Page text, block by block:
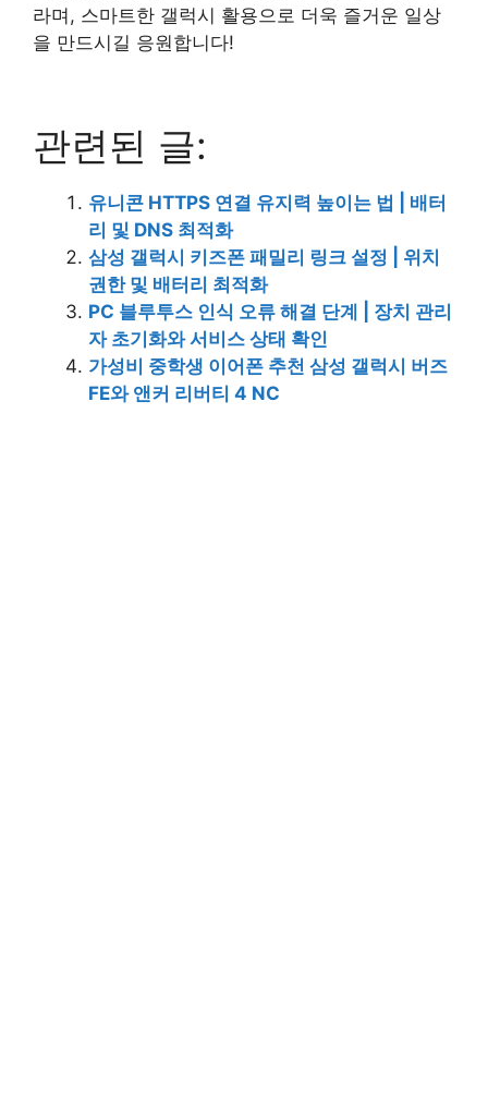
라며, 스마트한 갤럭시 활용으로 더욱 즐거운 일상
을 만드시길 응원합니다!
관련된 글:
유니콘 HTTPS 연결 유지력 높이는 법 | 배터
리 및 DNS 최적화
삼성 갤럭시 키즈폰 패밀리 링크 설정 | 위치
권한 및 배터리 최적화
PC 블루투스 인식 오류 해결 단계 | 장치 관리
자 초기화와 서비스 상태 확인
가성비 중학생 이어폰 추천 삼성 갤럭시 버즈
FE와 앤커 리버티 4 NC